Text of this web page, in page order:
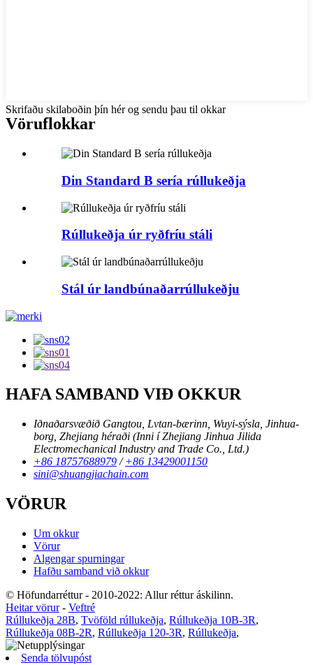
Skrifaðu skilaboðin þín hér og sendu þau til okkar
Vöruflokkar
Din Standard B sería rúllukeðja
Rúllukeðja úr ryðfríu stáli
Stál úr landbúnaðarrúllukeðju
HAFA SAMBAND VIÐ OKKUR
Iðnaðarsvæðið Gangtou, Lvtan-bærinn, Wuyi-sýsla, Jinhua-
borg, Zhejiang héraði (Inni í Zhejiang Jinhua Jilida
Electromechanical Industry and Trade Co., Ltd.)
+86 18757688979 /+86 13429001150
sini@shuangjiachain.com
VÖRUR
Um okkur
Vörur
Algengar spurningar
Hafðu samband við okkur
© Höfundarréttur - 2010-2022: Allur réttur áskilinn.
Heitar vörur- Veftré
Rúllukeðja 28B, Tvöföld rúllukeðja, Rúllukeðja 10B-3R,
Rúllukeðja 08B-2R, Rúllukeðja 120-3R, Rúllukeðja,
Senda tölvupóst